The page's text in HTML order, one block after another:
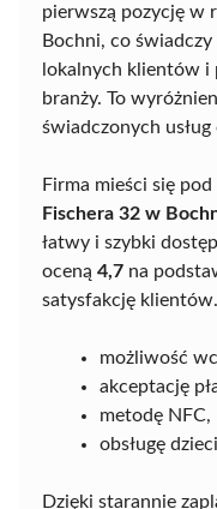
pierwszą pozycję w
Bochni, co
lokalnych klientów
branży. To
świadczonych usług
Firma mieści się pod
Fischera 32 w
łatwy i szybki
oceną 4,7 na
satysfakcję
możliwość
akceptację
metodę NFC,
obsługę
Dzięki starannie